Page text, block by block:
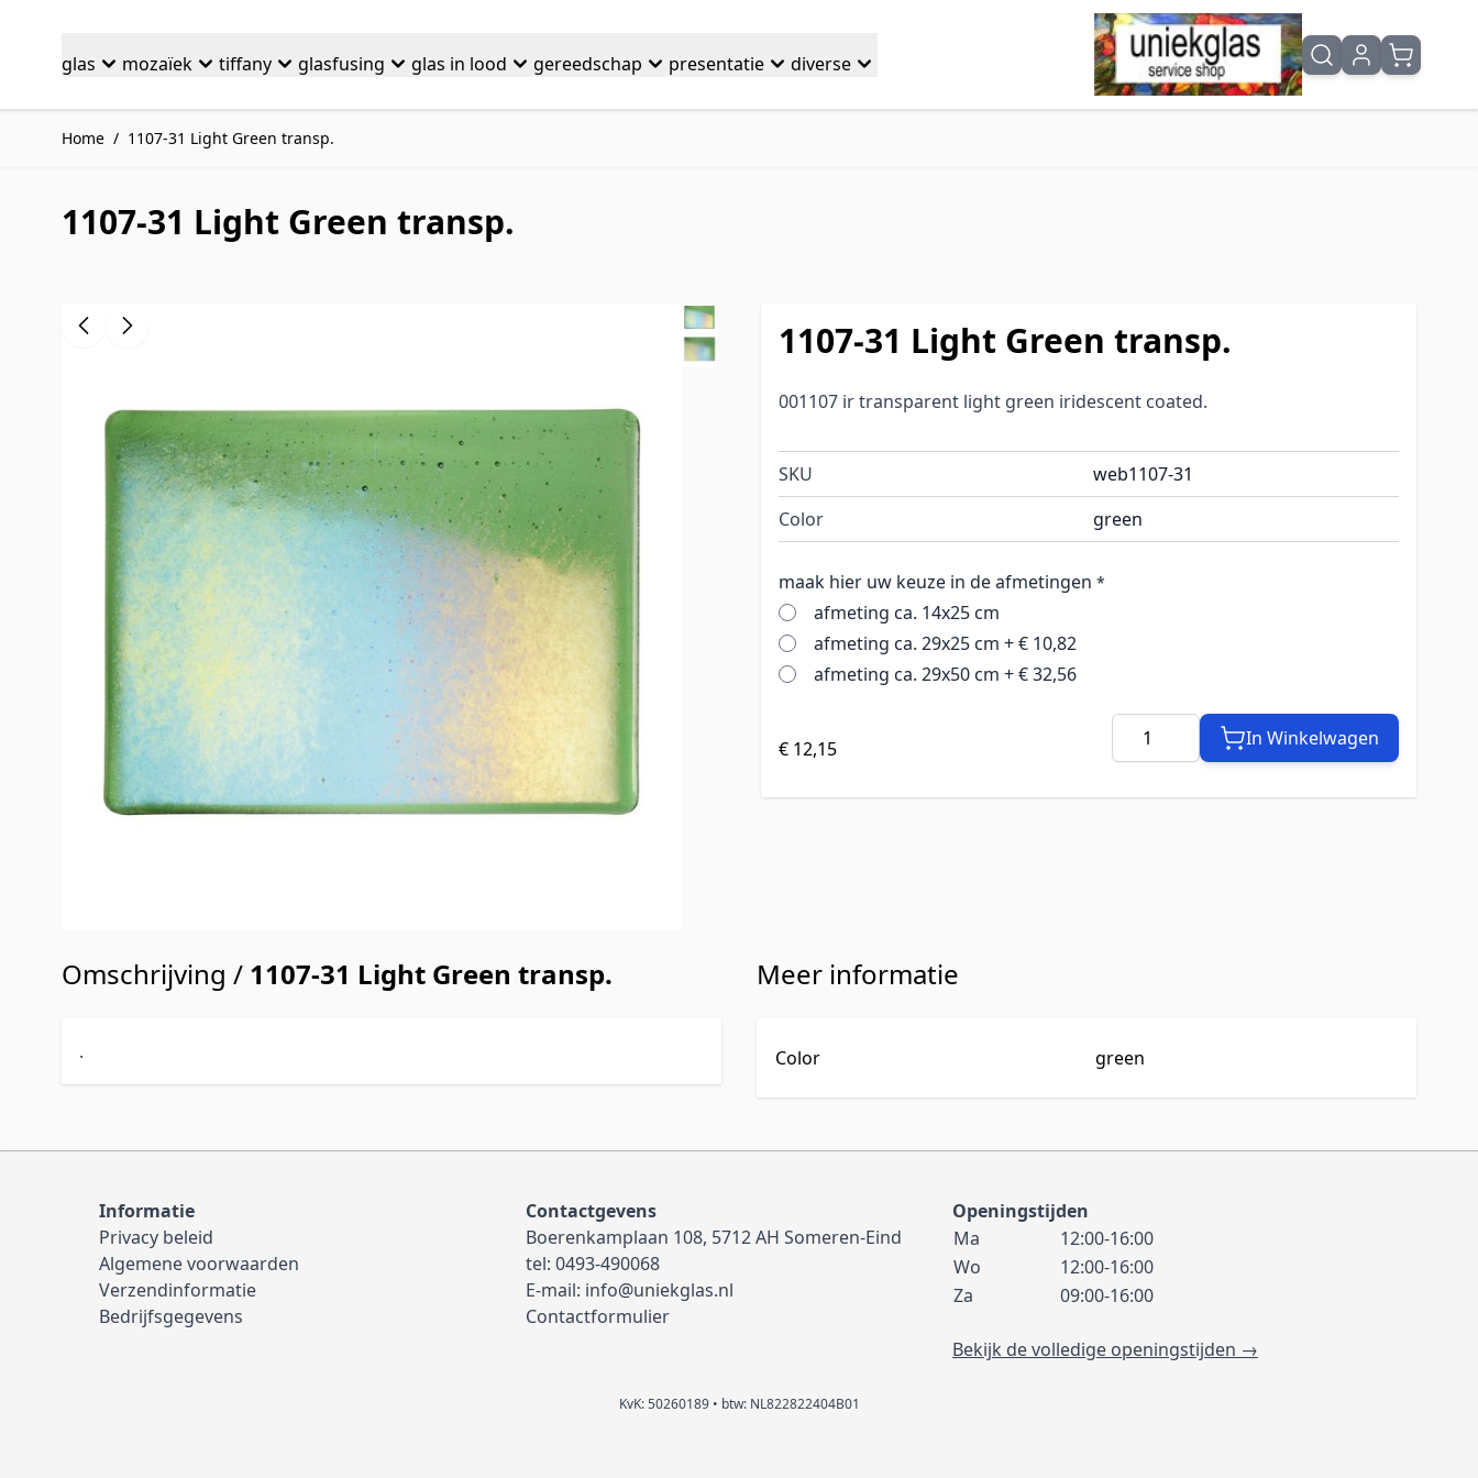
glas mozaïek tiffany glasfusing glas in lood gereedschap presentatie diverse
Home / 1107-31 Light Green transp.
1107-31 Light Green transp.
Druk om carrousel over te slaan
1107-31 Light Green transp.
001107 ir transparent light green iridescent coated.
SKU
web1107-31
Color
green
maak hier uw keuze in de afmetingen *
afmeting ca. 14x25 cm
afmeting ca. 29x25 cm +€ 10,82
afmeting ca. 29x50 cm +€ 32,56
€ 12,15
Aantal In Winkelwagen
Omschrijving / 1107-31 Light Green transp.
.
Meer informatie
Color green
Informatie
Privacy beleid
Algemene voorwaarden
Verzendinformatie
Bedrijfsgegevens
Contactgevens
Boerenkamplaan 108, 5712 AH Someren-Eind
tel: 0493-490068
E-mail: info@uniekglas.nl
Contactformulier
Openingstijden
Ma
12:00-16:00
Wo
12:00-16:00
Za
09:00-16:00
Bekijk de volledige openingstijden →
KvK: 50260189 • btw: NL822822404B01